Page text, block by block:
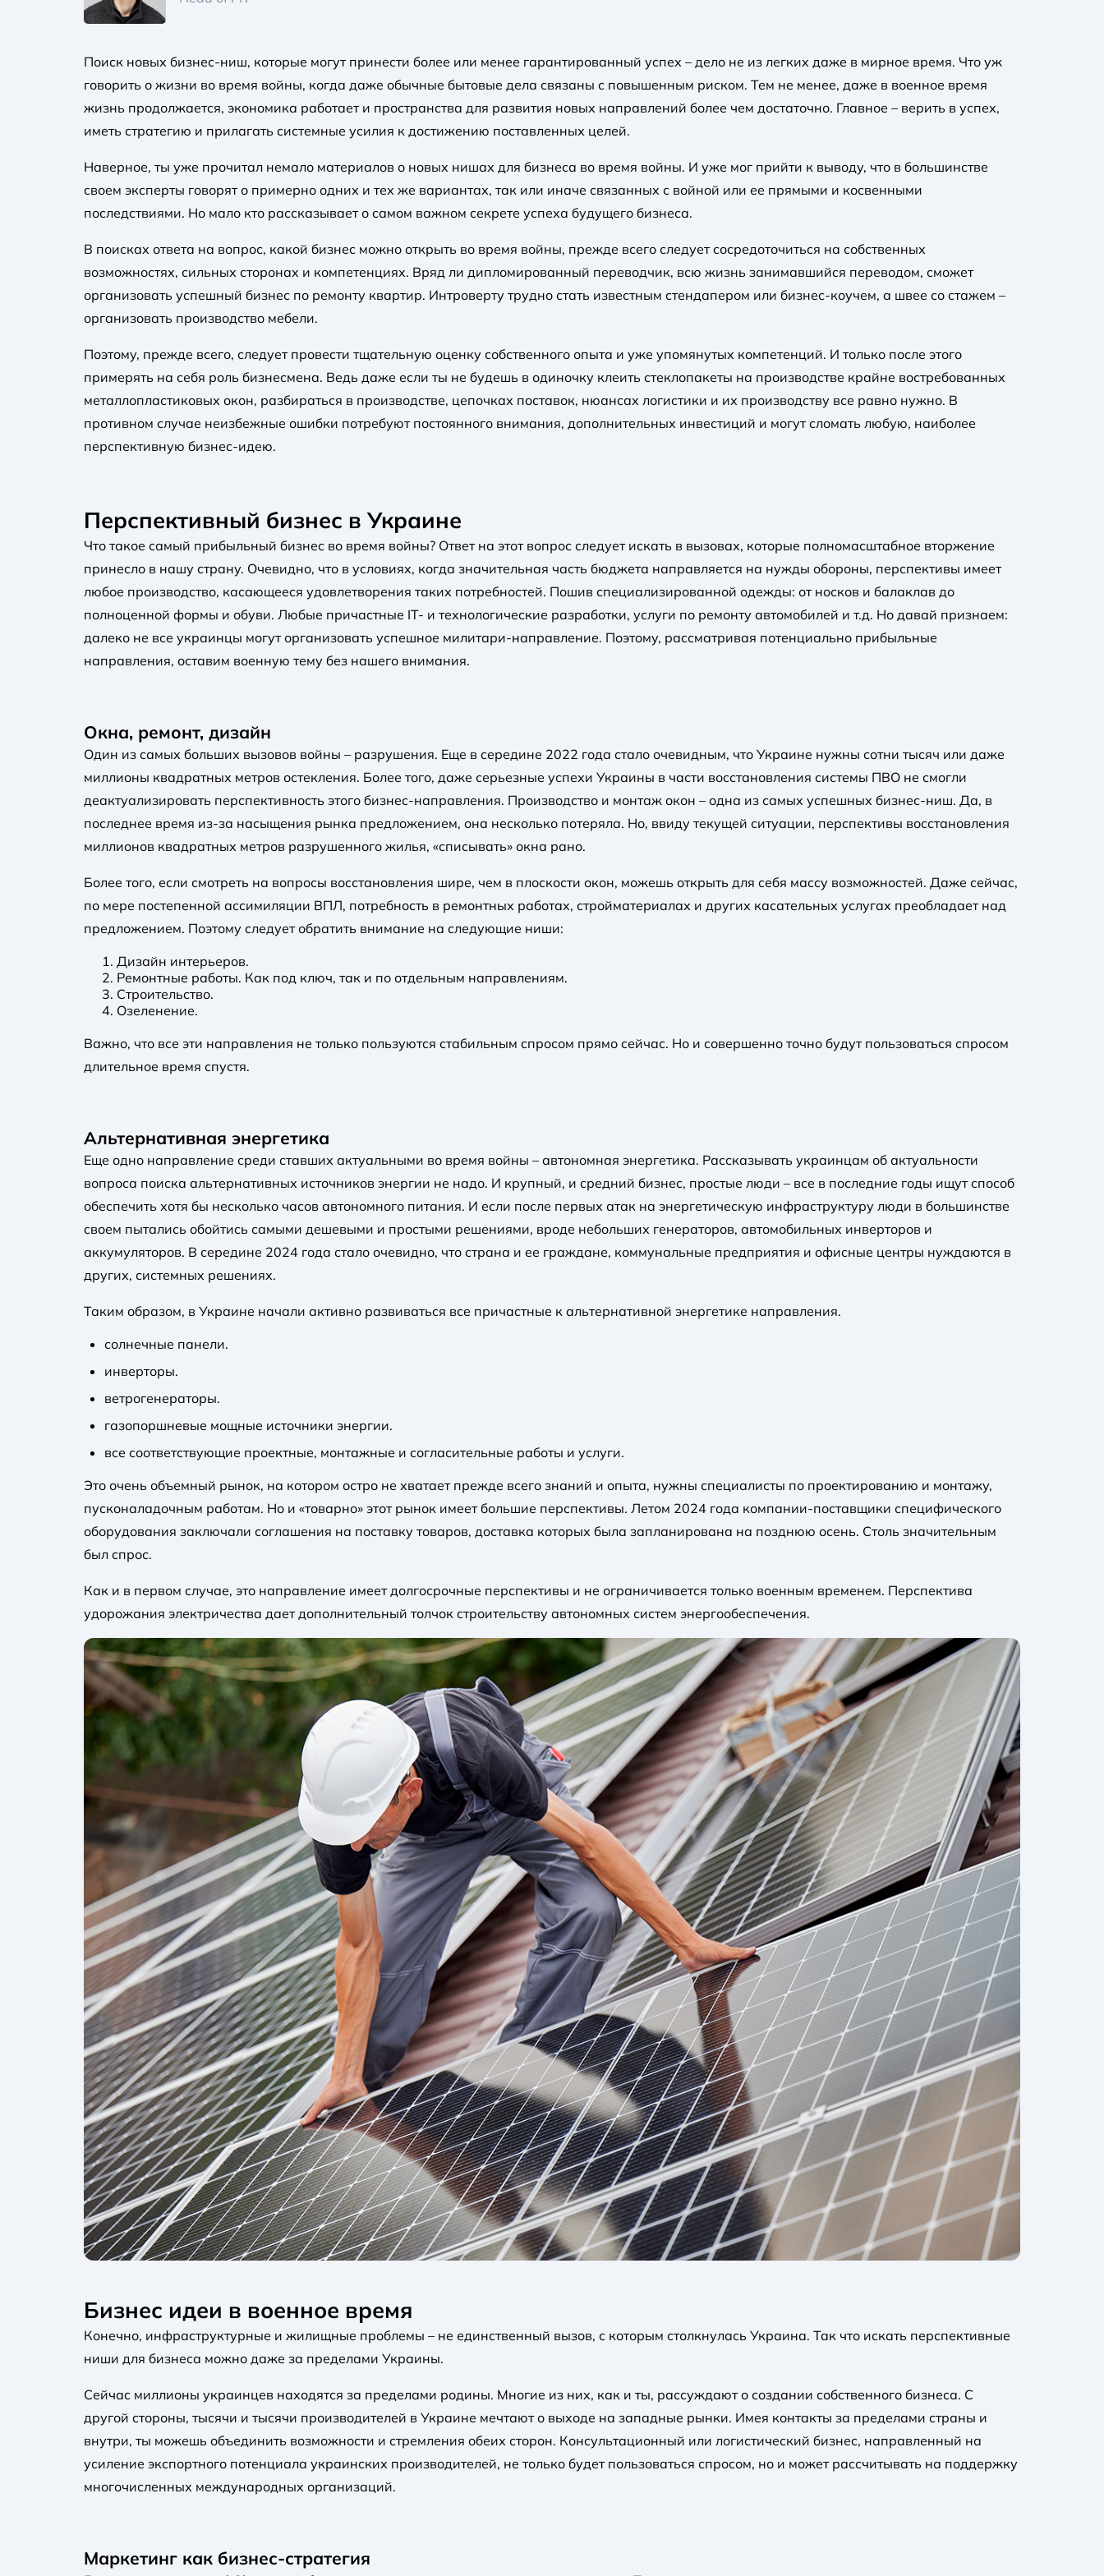
Поиск новых бизнес-ниш, которые могут принести более или менее гарантированный успех – дело не из легких даже в мирное время. Что уж
говорить о жизни во время войны, когда даже обычные бытовые дела связаны с повышенным риском. Тем не менее, даже в военное время
жизнь продолжается, экономика работает и пространства для развития новых направлений более чем достаточно. Главное – верить в успех,
иметь стратегию и прилагать системные усилия к достижению поставленных целей.
Наверное, ты уже прочитал немало материалов о новых нишах для бизнеса во время войны. И уже мог прийти к выводу, что в большинстве
своем эксперты говорят о примерно одних и тех же вариантах, так или иначе связанных с войной или ее прямыми и косвенными
последствиями. Но мало кто рассказывает о самом важном секрете успеха будущего бизнеса.
В поисках ответа на вопрос, какой бизнес можно открыть во время войны, прежде всего следует сосредоточиться на собственных
возможностях, сильных сторонах и компетенциях. Вряд ли дипломированный переводчик, всю жизнь занимавшийся переводом, сможет
организовать успешный бизнес по ремонту квартир. Интроверту трудно стать известным стендапером или бизнес-коучем, а швее со стажем –
организовать производство мебели.
Поэтому, прежде всего, следует провести тщательную оценку собственного опыта и уже упомянутых компетенций. И только после этого
примерять на себя роль бизнесмена. Ведь даже если ты не будешь в одиночку клеить стеклопакеты на производстве крайне востребованных
металлопластиковых окон, разбираться в производстве, цепочках поставок, нюансах логистики и их производству все равно нужно. В
противном случае неизбежные ошибки потребуют постоянного внимания, дополнительных инвестиций и могут сломать любую, наиболее
перспективную бизнес-идею.
Перспективный бизнес в Украине
Что такое самый прибыльный бизнес во время войны? Ответ на этот вопрос следует искать в вызовах, которые полномасштабное вторжение
принесло в нашу страну. Очевидно, что в условиях, когда значительная часть бюджета направляется на нужды обороны, перспективы имеет
любое производство, касающееся удовлетворения таких потребностей. Пошив специализированной одежды: от носков и балаклав до
полноценной формы и обуви. Любые причастные IT- и технологические разработки, услуги по ремонту автомобилей и т.д. Но давай признаем:
далеко не все украинцы могут организовать успешное милитари-направление. Поэтому, рассматривая потенциально прибыльные
направления, оставим военную тему без нашего внимания.
Окна, ремонт, дизайн
Один из самых больших вызовов войны – разрушения. Еще в середине 2022 года стало очевидным, что Украине нужны сотни тысяч или даже
миллионы квадратных метров остекления. Более того, даже серьезные успехи Украины в части восстановления системы ПВО не смогли
деактуализировать перспективность этого бизнес-направления. Производство и монтаж окон – одна из самых успешных бизнес-ниш. Да, в
последнее время из-за насыщения рынка предложением, она несколько потеряла. Но, ввиду текущей ситуации, перспективы восстановления
миллионов квадратных метров разрушенного жилья, «списывать» окна рано.
Более того, если смотреть на вопросы восстановления шире, чем в плоскости окон, можешь открыть для себя массу возможностей. Даже сейчас,
по мере постепенной ассимиляции ВПЛ, потребность в ремонтных работах, стройматериалах и других касательных услугах преобладает над
предложением. Поэтому следует обратить внимание на следующие ниши:
Дизайн интерьеров.
Ремонтные работы. Как под ключ, так и по отдельным направлениям.
Строительство.
Озеленение.
Важно, что все эти направления не только пользуются стабильным спросом прямо сейчас. Но и совершенно точно будут пользоваться спросом
длительное время спустя.
Альтернативная энергетика
Еще одно направление среди ставших актуальными во время войны – автономная энергетика. Рассказывать украинцам об актуальности
вопроса поиска альтернативных источников энергии не надо. И крупный, и средний бизнес, простые люди – все в последние годы ищут способ
обеспечить хотя бы несколько часов автономного питания. И если после первых атак на энергетическую инфраструктуру люди в большинстве
своем пытались обойтись самыми дешевыми и простыми решениями, вроде небольших генераторов, автомобильных инверторов и
аккумуляторов. В середине 2024 года стало очевидно, что страна и ее граждане, коммунальные предприятия и офисные центры нуждаются в
других, системных решениях.
Таким образом, в Украине начали активно развиваться все причастные к альтернативной энергетике направления.
солнечные панели.
инверторы.
ветрогенераторы.
газопоршневые мощные источники энергии.
все соответствующие проектные, монтажные и согласительные работы и услуги.
Это очень объемный рынок, на котором остро не хватает прежде всего знаний и опыта, нужны специалисты по проектированию и монтажу,
пусконаладочным работам. Но и «товарно» этот рынок имеет большие перспективы. Летом 2024 года компании-поставщики специфического
оборудования заключали соглашения на поставку товаров, доставка которых была запланирована на позднюю осень. Столь значительным
был спрос.
Как и в первом случае, это направление имеет долгосрочные перспективы и не ограничивается только военным временем. Перспектива
удорожания электричества дает дополнительный толчок строительству автономных систем энергообеспечения.
Бизнес идеи в военное время
Конечно, инфраструктурные и жилищные проблемы – не единственный вызов, с которым столкнулась Украина. Так что искать перспективные
ниши для бизнеса можно даже за пределами Украины.
Сейчас миллионы украинцев находятся за пределами родины. Многие из них, как и ты, рассуждают о создании собственного бизнеса. С
другой стороны, тысячи и тысячи производителей в Украине мечтают о выходе на западные рынки. Имея контакты за пределами страны и
внутри, ты можешь объединить возможности и стремления обеих сторон. Консультационный или логистический бизнес, направленный на
усиление экспортного потенциала украинских производителей, не только будет пользоваться спросом, но и может рассчитывать на поддержку
многочисленных международных организаций.
Маркетинг как бизнес-стратегия